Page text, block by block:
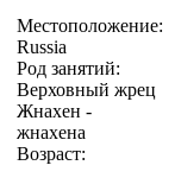
Местоположение:
Russia
Род занятий:
Верховный жрец
Жнахен -
жнахена
Возраст: